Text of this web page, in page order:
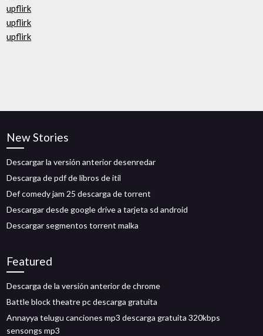
upflirk
upflirk
upflirk
New Stories
Descargar la versión anterior desenredar
Descarga de pdf de libros de itil
Def comedy jam 25 descarga de torrent
Descargar desde google drive a tarjeta sd android
Descargar segmentos torrent malka
Featured
Descarga de la versión anterior de chrome
Battle block theatre pc descarga gratuita
Annayya telugu canciones mp3 descarga gratuita 320kbps
sensongs mp3